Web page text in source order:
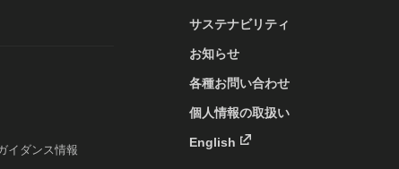
イダンス情報
サステナビリティ
お知らせ
各種お問い合わせ
個人情報の取扱い
English